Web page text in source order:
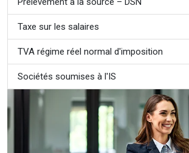
Taxe sur les salaires
TVA régime réel normal d'imposition
Sociétés soumises à l'IS